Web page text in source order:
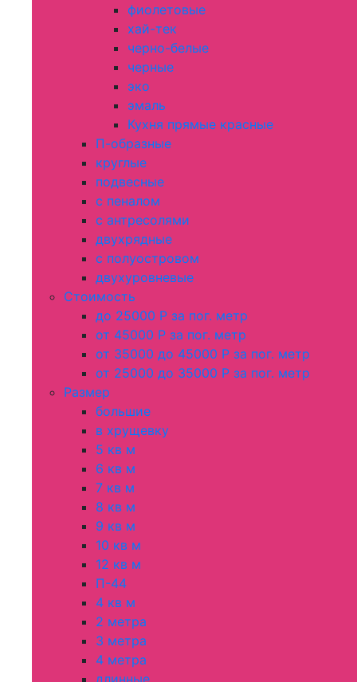
фиолетовые
хай-тек
черно-белые
черные
эко
эмаль
Кухня прямые красные
П-образные
круглые
подвесные
с пеналом
с антресолями
двухрядные
с полуостровом
двухуровневые
Стоимость
до 25000 Р за пог. метр
от 45000 Р за пог. метр
от 35000 до 45000 Р за пог. метр
от 25000 до 35000 Р за пог. метр
Размер
большие
в хрущевку
5 кв м
6 кв м
7 кв м
8 кв м
9 кв м
10 кв м
12 кв м
П-44
4 кв м
2 метра
3 метра
4 метра
длинные